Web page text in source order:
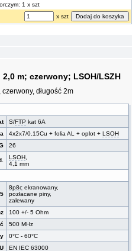
m; czerwony; LSOH/LSZH
długość 2m
S/FTP kat 6A
4x2x7/0.15Cu + folia AL + oplot +LSOH
26
LSOH,
4,1 mm
8p8c ekranowany,
pozłacane piny,
zalewany
100 +/- 5 Ohm
500 MHz
0°C - 60°C
EN IEC 63000
1 x szt
x szt